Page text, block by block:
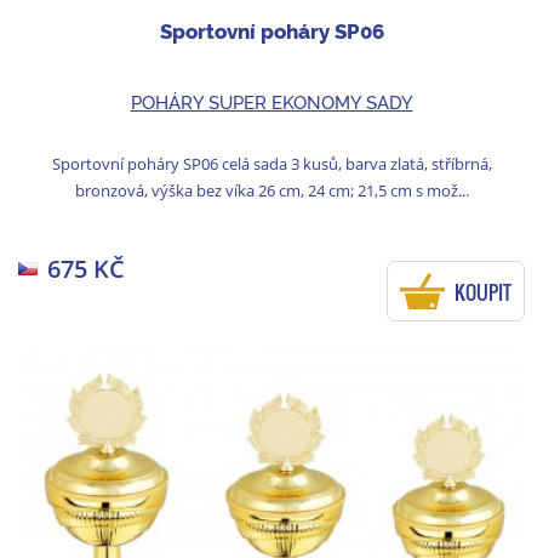
Sportovní poháry SP06
POHÁRY SUPER EKONOMY SADY
Sportovní poháry SP06 celá sada 3 kusů, barva zlatá, stříbrná,
bronzová, výška bez víka 26 cm, 24 cm; 21,5 cm s mož...
675 KČ
KOUPIT